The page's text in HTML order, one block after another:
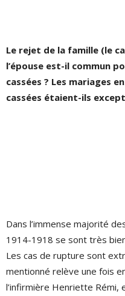
Le rejet de la famille (le
l’épouse est-il commun
cassées ? Les mariages
cassées étaient-ils
Dans l’immense majorité
1914-1918 se sont très
Les cas de rupture sont
mentionné relève une fois
l’infirmière Henriette Rémi,